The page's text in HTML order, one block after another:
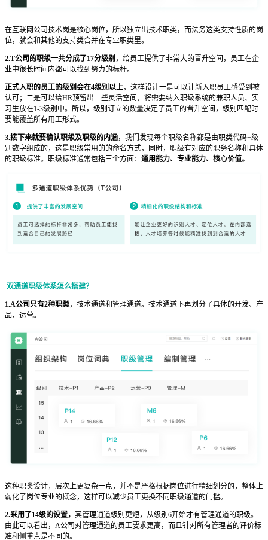
在互联网公司技术岗是核心岗位，所以独立出技术职类，而法务这类支持性质的岗
位，就会和其他的支持类合并在专业职类里。
2.T公司的职级一共分成了17分级别 ，给员工提供了非常大的晋升空间，员工在企
业中很长时间内都可以找到努力的标杆。
正式入职的员工的级别会在4级别以上，这样设计一是可以让新入职员工感受到被
认可；二是可以给HR预留出一些灵活空间，将需要纳入职级系统的兼职人员、实
习生放在1-3级别中。所以，级别订立的数量决定了员工的晋升空间，级别匹配时
要能覆盖所有用工形式。
3.接下来就要确认职级及职级的内涵，我们发现每个职级名称都是由职类代码+级
别数字组成的，这是职级常用的的命名方式，同时，职级有对应的职务名称和具体
的职级标准。职级标准通常包括三个方面： 通用能力、专业能力、核心价值。
双通道职级体系怎么搭建？
1.A公司只有2种职类，技术通道和管理通道。技术通道下再划分了具体的开发、产
品、运营。
这种职类设计，层次上更复杂一点，并不是严格根据岗位进行精细划分的，整体上
弱化了岗位专业的概念，这样可以减少员工更换不同职级通道的门槛。
2.采用了14级的设置， 其管理通道级别更短，从级别6开始才有管理通道的职级。
由此可以看出，A公司对管理通道的员工要求更高，而且针对所有管理者的评价标
准和侧重点是不同的。